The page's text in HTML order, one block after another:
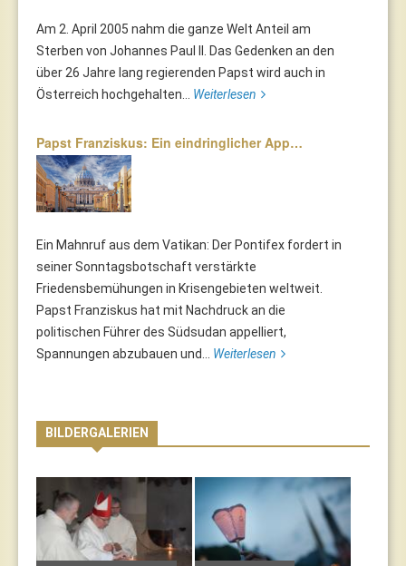
Am 2. April 2005 nahm die ganze Welt Anteil am
Sterben von Johannes Paul II. Das Gedenken an den
über 26 Jahre lang regierenden Papst wird auch in
Österreich hochgehalten... Weiterlesen
Papst Franziskus: Ein eindringlicher App…
Ein Mahnruf aus dem Vatikan: Der Pontifex fordert in
seiner Sonntagsbotschaft verstärkte
Friedensbemühungen in Krisengebieten weltweit.
Papst Franziskus hat mit Nachdruck an die
politischen Führer des Südsudan appelliert,
Spannungen abzubauen und... Weiterlesen
BILDERGALERIEN